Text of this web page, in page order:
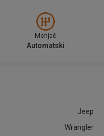
Menjač
Automatski
Jeep
Wrangler